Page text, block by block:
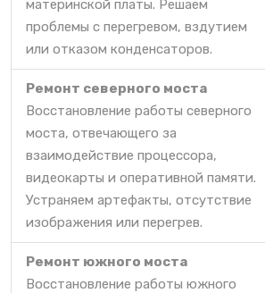
материнской платы. Решаем
проблемы с перегревом, вздутием
или отказом конденсаторов.
Ремонт северного моста
Восстановление работы северного
моста, отвечающего за
взаимодействие процессора,
видеокарты и оперативной памяти.
Устраняем артефакты, отсутствие
изображения или перегрев.
Ремонт южного моста
Восстановление работы южного